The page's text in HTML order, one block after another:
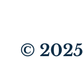
© 2025